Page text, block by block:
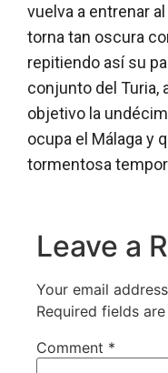
vuelva a entrenar
torna tan oscura
repitiendo así su
conjunto del Turia,
objetivo la
ocupa el Málaga y
tormentosa
Leave a
Your email
Required fields
Comment *